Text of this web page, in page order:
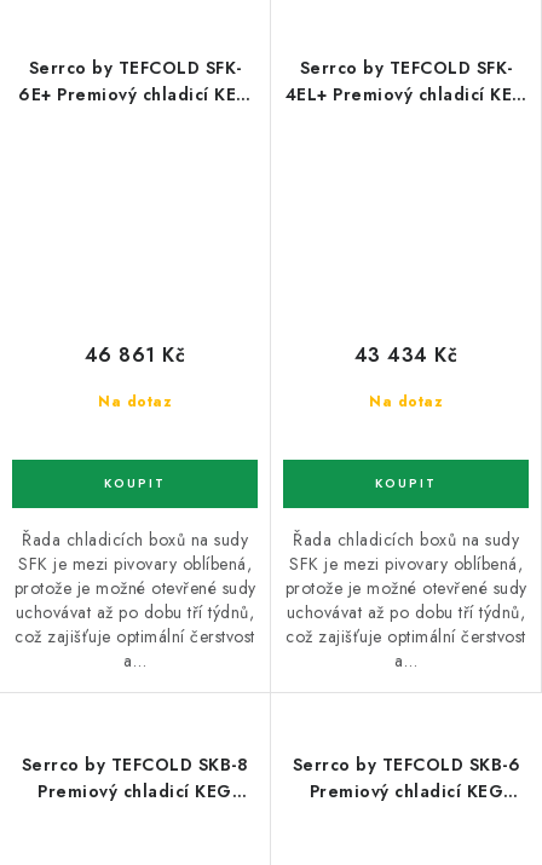
Serrco by TEFCOLD SFK-
6E+ Premiový chladicí KEG
Na dotaz
46 861 Kč
Řada chladicích boxů na sudy
SFK je mezi pivovary oblíbená,
protože je možné otevřené sudy
uchovávat až po dobu tří týdnů,
což zajišťuje optimální čerstvost
a…
Serrco by TEFCOLD SFK-
4EL+ Premiový chladicí KEG
Na dotaz
43 434 Kč
Řada chladicích boxů na sudy
SFK je mezi pivovary oblíbená,
protože je možné otevřené sudy
uchovávat až po dobu tří týdnů,
což zajišťuje optimální čerstvost
a…
Serrco by TEFCOLD SKB-8
Premiový chladicí KEG
Serrco by TEFCOLD SKB-6
Premiový chladicí KEG